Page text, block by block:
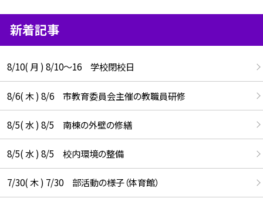
新着記事
8/10( 月 ) 8/10～16 学校閉校日
8/6( 木 ) 8/6 市教育委員会主催の教職員研修
8/5( 水 ) 8/5 南棟の外壁の修繕
8/5( 水 ) 8/5 校内環境の整備
7/30( 木 ) 7/30 部活動の様子（体育館）